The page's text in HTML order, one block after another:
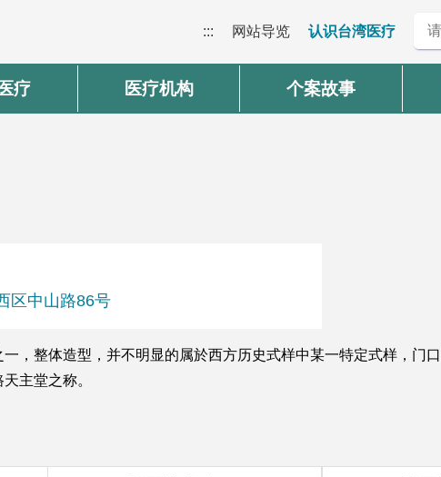
::: 网站导览 认识台湾医疗
疗 医疗机构 个案故事
区中山路86号
，整体造型，并不明显的属於西方历史式样中某一特定式样，门
主堂之称。